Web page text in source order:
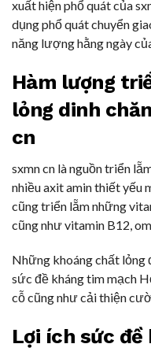
xuất hiện phổ quát của
dụng phổ quát chuyển
năng lượng hằng ngày
Hàm lượng
lỏng dinh
cn
sxmn cn là nguồn triển
nhiều axit amin thiết yếu
cũng triển lẵm những
cũng như vitamin B12,
Những khoáng chất lỏng
sức đề kháng tim mạch
cỗ cũng như cải thiện
Lợi ích sức